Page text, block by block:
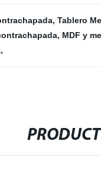
, Tablero
, MDF y
,